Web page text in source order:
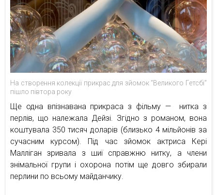
На створення колекції прикрас для зйомок “Великого Гетсбі”
пішло півтора року
Ще одна впізнавана прикраса з фільму — нитка з
перлів, що належала Дейзі. Згідно з романом, вона
коштувала 350 тисяч доларів (близько 4 мільйонів за
сучасним курсом). Під час зйомок актриса Кері
Малліган зривала з шиї справжню нитку, а члени
знімальної групи і охорона потім ще довго збирали
перлини по всьому майданчику.